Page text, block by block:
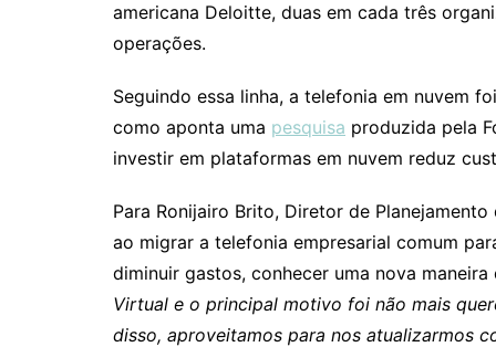
americana Deloitte, duas em cada três
operações.
Seguindo essa linha, a telefonia em nuvem
como aponta uma pesquisa produzida pela
investir em plataformas em nuvem reduz
Para Ronijairo Brito, Diretor de Planejamento
ao migrar a telefonia empresarial comum
diminuir gastos, conhecer uma nova maneira
Virtual e o principal motivo foi não mais
disso, aproveitamos para nos atualizarmos